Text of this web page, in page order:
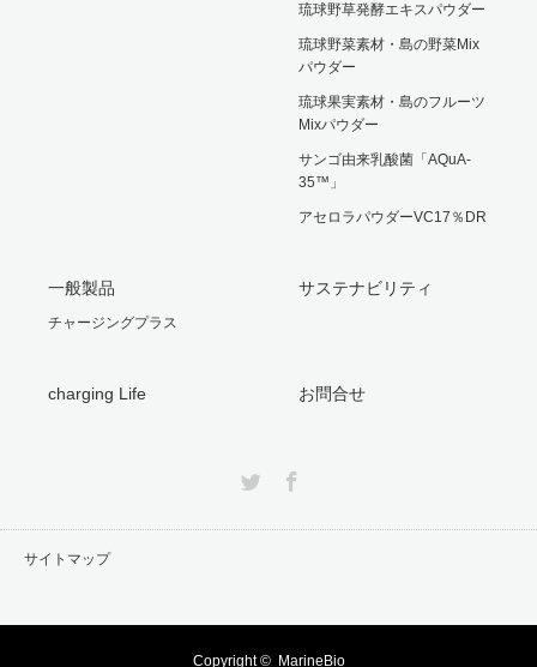
琉球野草発酵エキスパウダー
琉球野菜素材・島の野菜Mix
パウダー
琉球果実素材・島のフルーツ
Mixパウダー
サンゴ由来乳酸菌「AQuA-
35™」
アセロラパウダーVC17％DR
一般製品
チャージングプラス
サステナビリティ
charging Life お問合せ
サイトマップ
Copyright © MarineBio